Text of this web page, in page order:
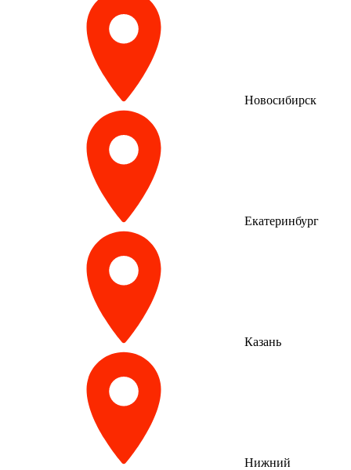
Новосибирск
Екатеринбург
Казань
Нижний